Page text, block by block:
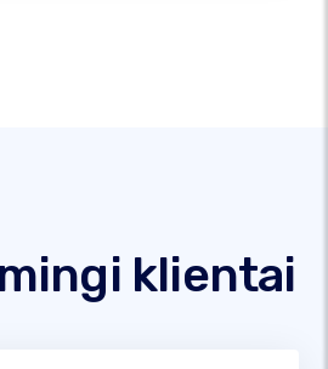
klientai